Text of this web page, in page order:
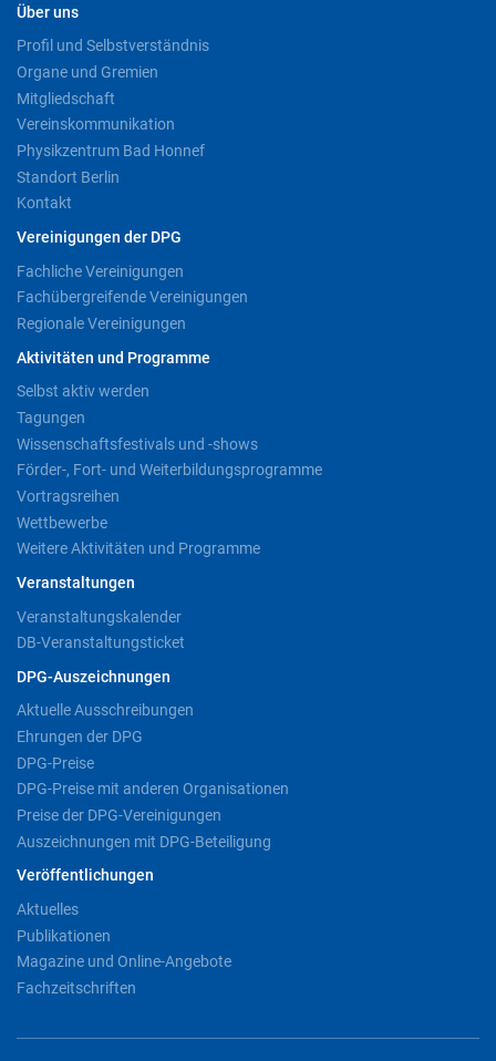
Über uns
Profil und Selbstverständnis
Organe und Gremien
Mitgliedschaft
Vereinskommunikation
Physikzentrum Bad Honnef
Standort Berlin
Kontakt
Vereinigungen der DPG
Fachliche Vereinigungen
Fachübergreifende Vereinigungen
Regionale Vereinigungen
Aktivitäten und Programme
Selbst aktiv werden
Tagungen
Wissenschaftsfestivals und -shows
Förder-, Fort- und Weiterbildungsprogramme
Vortragsreihen
Wettbewerbe
Weitere Aktivitäten und Programme
Veranstaltungen
Veranstaltungskalender
DB-Veranstaltungsticket
DPG-Auszeichnungen
Aktuelle Ausschreibungen
Ehrungen der DPG
DPG-Preise
DPG-Preise mit anderen Organisationen
Preise der DPG-Vereinigungen
Auszeichnungen mit DPG-Beteiligung
Veröffentlichungen
Aktuelles
Publikationen
Magazine und Online-Angebote
Fachzeitschriften